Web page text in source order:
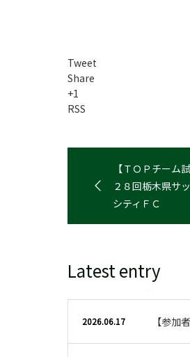
Tweet
Share
+1
RSS
【ＴＯＰチーム
２８回栃木県サ
シティＦＣ
Latest entry
2026.06.17 【参加